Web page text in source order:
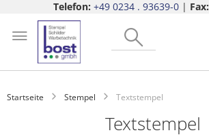
Telefon: +49 0234 . 93639-0| Fax:
springen
Startseite Stempel Textstempel
Textstempel